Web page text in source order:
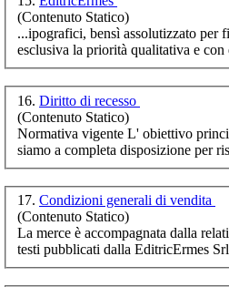
(Contenuto Statico)
esclusiva la priorità qualitativa e con
16. Diritto di recesso
(Contenuto Statico)
Normativa vigente L' obiettivo princiaple di EditricErmes Srl è la soddisfazione del cliente, pertanto
siamo a completa disposizione per
17. Condizioni generali di vendita
(Contenuto Statico)
La merce è accompagnata dalla
testi pubblicati dalla EditricErmes